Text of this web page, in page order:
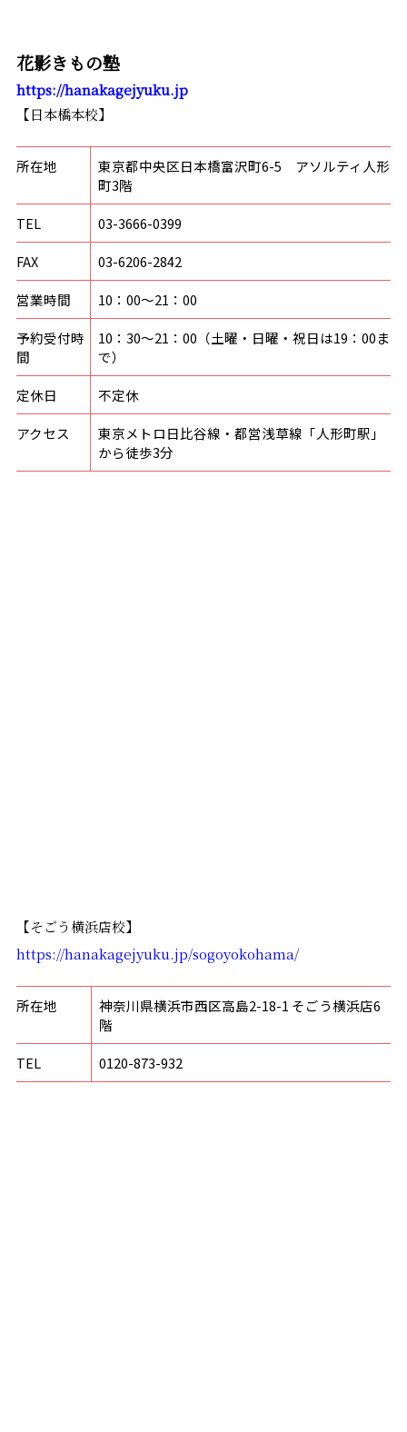
花影きもの塾
https://hanakagejyuku.jp
【日本橋本校】
所在地
東京都中央区日本橋富沢町6-5 アソルティ人形
町3階
TEL
03-3666-0399
FAX
03-6206-2842
営業時間
10：00〜21：00
予約受付時
間
10：30〜21：00（土曜・日曜・祝日は19：00ま
で）
定休日
不定休
アクセス
東京メトロ日比谷線・都営浅草線「人形町駅」
から徒歩3分
【そごう横浜店校】
https://hanakagejyuku.jp/sogoyokohama/
所在地
神奈川県横浜市西区高島2-18-1 そごう横浜店6
階
TEL
0120-873-932